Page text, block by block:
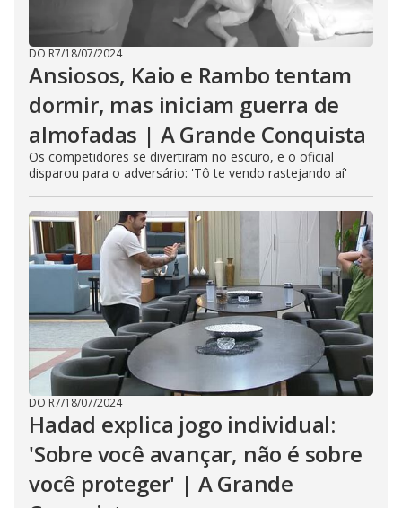
DO R7/18/07/2024
Ansiosos, Kaio e Rambo tentam
dormir, mas iniciam guerra de
almofadas | A Grande Conquista
Os competidores se divertiram no escuro, e o oficial
disparou para o adversário: 'Tô te vendo rastejando aí'
DO R7/18/07/2024
Hadad explica jogo individual:
'Sobre você avançar, não é sobre
você proteger' | A Grande